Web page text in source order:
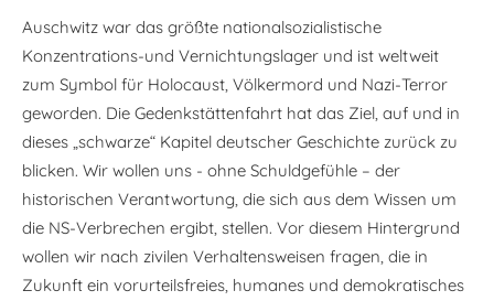
Auschwitz war das größte nationalsozialistische
Konzentrations-und Vernichtungslager und ist weltweit
zum Symbol für Holocaust, Völkermord und Nazi-Terror
geworden. Die Gedenkstättenfahrt hat das Ziel, auf und in
dieses „schwarze“ Kapitel deutscher Geschichte zurück zu
blicken. Wir wollen uns - ohne Schuldgefühle – der
historischen Verantwortung, die sich aus dem Wissen um
die NS-Verbrechen ergibt, stellen. Vor diesem Hintergrund
wollen wir nach zivilen Verhaltensweisen fragen, die in
Zukunft ein vorurteilsfreies, humanes und demokratisches